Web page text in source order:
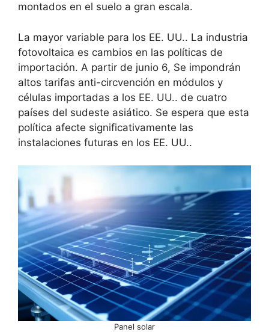
montados en el suelo a gran escala.
La mayor variable para los EE. UU.. La industria
fotovoltaica es cambios en las políticas de
importación. A partir de junio 6, Se impondrán
altos tarifas anti-circvención en módulos y
células importadas a los EE. UU.. de cuatro
países del sudeste asiático. Se espera que esta
política afecte significativamente las
instalaciones futuras en los EE. UU..
Panel solar